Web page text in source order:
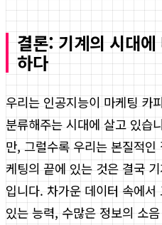
결론: 기계의 시대
하다
우리는 인공지능이 마케팅 카
분류해주는 시대에 살고 있습
만, 그럴수록 우리는 본질적
케팅의 끝에 있는 것은 결국
입니다. 차가운 데이터 속에
있는 능력, 수많은 정보의 소